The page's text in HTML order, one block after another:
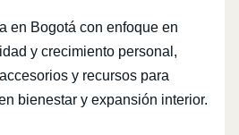
en Bogotá con enfoque en
y crecimiento personal,
y recursos para
bienestar y expansión interior.